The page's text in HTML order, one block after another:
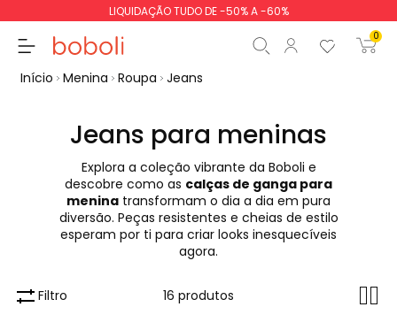
LIQUIDAÇÃO TUDO DE -50% A -60%
0
Continua Iniciar ordem
Início Menina Roupa Jeans
Jeans para meninas
Explora a coleção vibrante da Boboli e
descobre como as calças de ganga para
menina transformam o dia a dia em pura
diversão. Peças resistentes e cheias de estilo
esperam por ti para criar looks inesquecíveis
agora.
Filtro 16 produtos